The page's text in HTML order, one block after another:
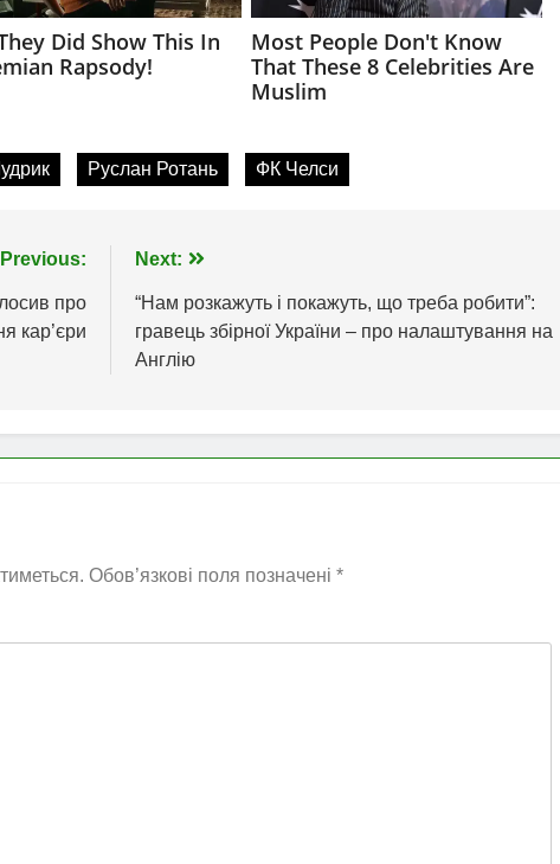
Руслан Ротань ФК Челси
Previous:
про
кар’єри
Next:
“Нам розкажуть і покажуть, що треба робити”:
гравець збірної України – про налаштування на
Англію
Обов’язкові поля позначені *